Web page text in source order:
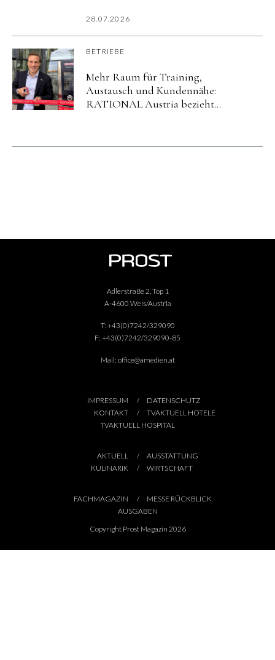
imurbanharbor Ludwigsburg
28.07.2026
BETRIEBE
Mehr Raum für Training,
Austausch und Kundennähe:
RATIONAL Austria bezieht
Adlerstraße 2, Top 1
A-4600 Wels/Austria
T: +43(0)7242/329090
F: +43(0)7242/329090-85
Mail: office@amedien.at
IMPRESSUM
DATENSCHUTZ
KONTAKT
TVAKTUELL HOTELE
TVAKTUELL HOSPITAL
AKTUELL
AUSSTATTUNG
KULINARIK
WIRTSCHAFT
FACHMAGAZIN
MESSE RÜCKBLICK
AUSGABEN
Copyright Prost Magazin 2026